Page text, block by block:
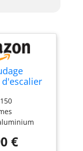
en
Hailo
H5
50€